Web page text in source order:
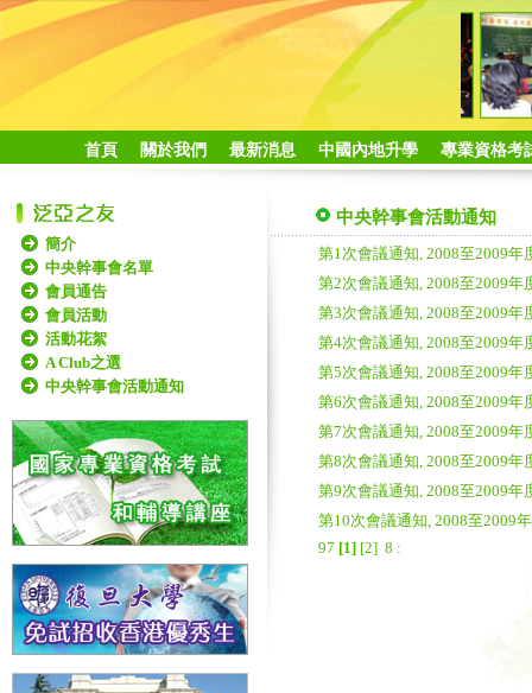
首頁 關於我們 最新消息 中國內地升學 專業資格考
簡介
中央幹事會名單
會員通告
會員活動
活動花絮
A Club之選
中央幹事會活動通知
中央幹事會活動通知
第1次會議通知, 2008至2009
第2次會議通知, 2008至2009
第3次會議通知, 2008至2009
第4次會議通知, 2008至2009
第5次會議通知, 2008至2009
第6次會議通知, 2008至2009
第7次會議通知, 2008至2009
第8次會議通知, 2008至2009
第9次會議通知, 2008至2009
第10次會議通知, 2008至2009
97 [1] [2] 8 :